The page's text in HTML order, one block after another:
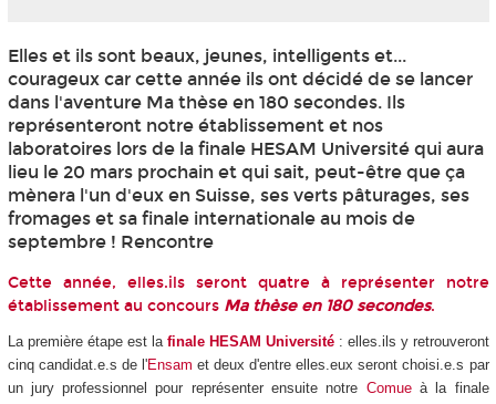
Elles et ils sont beaux, jeunes, intelligents et...
courageux car cette année ils ont décidé de se lancer
dans l'aventure Ma thèse en 180 secondes. Ils
représenteront notre établissement et nos
laboratoires lors de la finale HESAM Université qui aura
lieu le 20 mars prochain et qui sait, peut-être que ça
mènera l'un d'eux en Suisse, ses verts pâturages, ses
fromages et sa finale internationale au mois de
septembre ! Rencontre
Cette année, elles.ils seront quatre à représenter notre
établissement au concours Ma thèse en 180 secondes.
La première étape est la finale HESAM Université: elles.ils y retrouveront
cinq candidat.e.s de l'Ensam et deux d'entre elles.eux seront choisi.e.s par
un jury professionnel pour représenter ensuite notre Comueà la finale